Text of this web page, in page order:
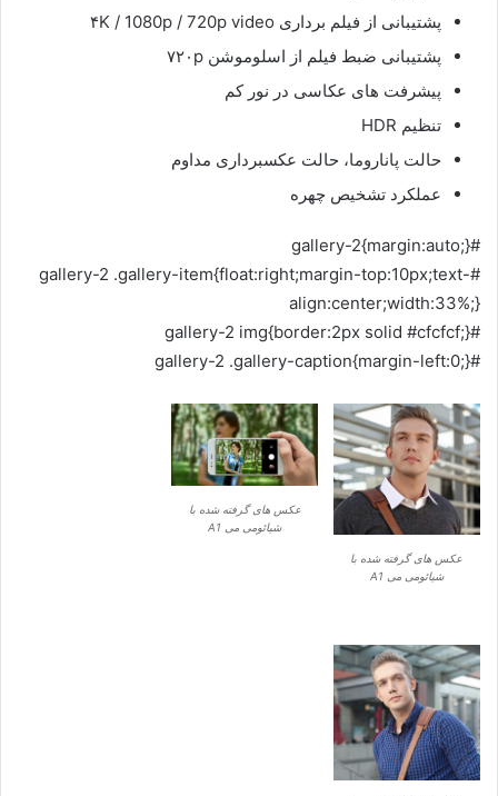
پشتیبانی از فیلم برداری ۴K / 1080p / 720p video
پشتیبانی ضبط فیلم از اسلوموشن ۷۲۰p
پیشرفت های عکاسی در نور کم
تنظیم HDR
حالت پاناروما، حالت عکسبرداری مداوم
عملکرد تشخیص چهره
#gallery-2{margin:auto;}
#gallery-2 .gallery-item{float:right;margin-top:10px;text-
align:center;width:33%;}
#gallery-2 img{border:2px solid #cfcfcf;}
#gallery-2 .gallery-caption{margin-left:0;}
عکس های گرفته شده با
شیائومی می A1
عکس های گرفته شده با
شیائومی می A1